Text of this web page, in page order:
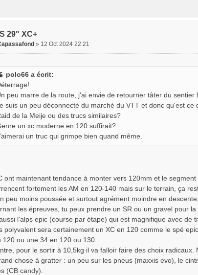
29" XC+
» 12 Oct 2024 22:21
polo66 a écrit:
peu marre de la route, j'ai envie de retourner tâter du sentier
suis un peu déconnecté du marché du VTT et donc qu'est
de la Meije ou des trucs similaires?
un xc moderne en 120 suffirait?
un truc qui grimpe bien quand même.
ont maintenant tendance à monter vers 120mm et le
fortement les AM en 120-140 mais sur le terrain, ça
peu moins poussée et surtout agrément moindre en
les épreuves, tu peux prendre un SR ou un gravel pour
l'alps epic (course par étape) qui est magnifique avec de
polyvalent sera certainement un XC en 120 comme le spé
120 ou une 34 en 120 ou 130.
pour le sortir à 10,5kg il va falloir faire des choix
chose à gratter : un peu sur les pneus (maxxis evo), le
(CB candy).